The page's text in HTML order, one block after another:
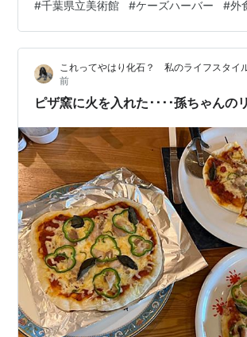
ずかしいけど「賞状」も頂きました 特別賞
券まで頂きましたよ👏ただトロフィーと
んが（笑） 孫達の写真でした今日で「写
すから紹介してもいいかな❓ 表彰式会場
参加（笑） お昼…
#千葉県立美術館 #ケーズハーバー #外
これってやはり化石？ 私のライフスタイ
前
ピザ窯に火を入れた････孫ちゃんの